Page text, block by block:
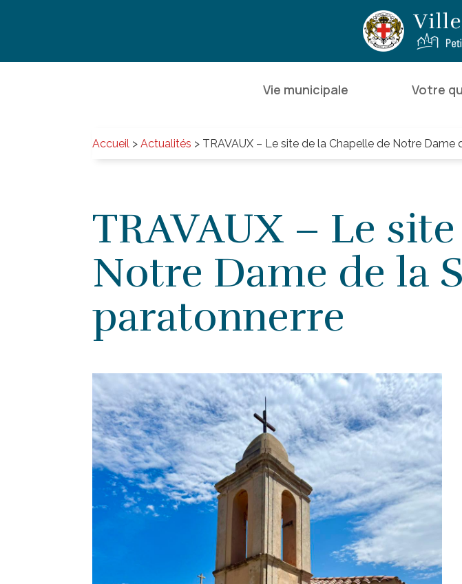
Vie municipale Votre
Accueil >Actualités > TRAVAUX – Le site de la Chapelle de Notre Dame
TRAVAUX – Le
Notre Dame de la
paratonnerre